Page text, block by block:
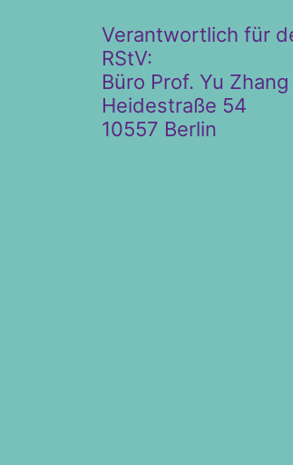
Verantwortlich für
RStV:
Büro Prof. Yu Zhang
Heidestraße 54
10557 Berlin